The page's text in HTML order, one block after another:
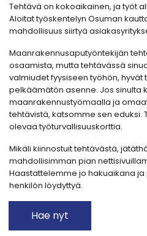
Tehtävä on kokoaikainen, ja työt
Aloitat työskentelyn Osuman
mahdollisuus siirtyä
Maanrakennusaputyöntekijän
osaamista, mutta tehtävässä
valmiudet fyysiseen työhön, hyvät
pelkäämätön asenne. Jos sinulta
maanrakennustyömaalla ja
tehtävistä, katsomme sen
olevaa työturvallisuuskorttia.
Mikäli kiinnostuit tehtävästä,
mahdollisimman pian
Haastattelemme jo hakuaikana
henkilön löydyttyä.
Hae nyt